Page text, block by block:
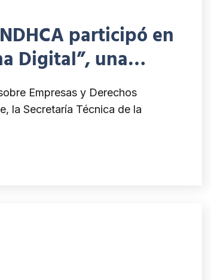
participó en
Digital”, una
de la debida
del PNUD
Empresas y Derechos
la Secretaría Técnica de la